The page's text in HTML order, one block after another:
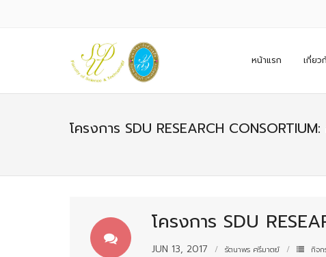
หน้าแรก เกี่ยว
โครงการ SDU RESEARCH
โครงการ SDU
JUN 13, 2017 รัตนาพร ศรีมาตย์ กิจก